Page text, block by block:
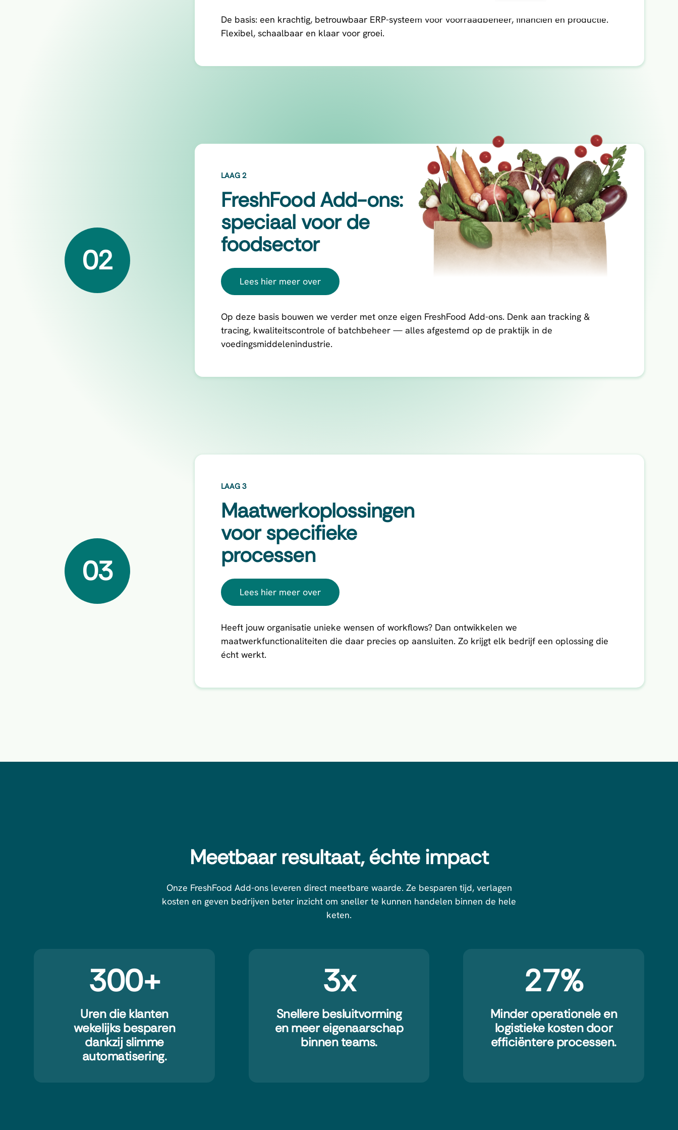
De basis: een krachtig, betrouwbaar ERP-systeem voor voorraadbeheer, financiën en productie.
Flexibel, schaalbaar en klaar voor groei.
02
LAAG 2
FreshFood Add-ons:
speciaal voor de
foodsector
Lees hier meer over
Op deze basis bouwen we verder met onze eigen FreshFood Add-ons. Denk aan tracking &
tracing, kwaliteitscontrole of batchbeheer — alles afgestemd op de praktijk in de
voedingsmiddelenindustrie.
03
LAAG 3
Maatwerkoplossingen
voor specifieke
processen
Lees hier meer over
Heeft jouw organisatie unieke wensen of workflows? Dan ontwikkelen we
maatwerkfunctionaliteiten die daar precies op aansluiten. Zo krijgt elk bedrijf een oplossing die
écht werkt.
Meetbaar resultaat, échte impact
Onze FreshFood Add-ons leveren direct meetbare waarde. Ze besparen tijd, verlagen
kosten en geven bedrijven beter inzicht om sneller te kunnen handelen binnen de hele
keten.
300+
Uren die klanten
wekelijks besparen
dankzij slimme
automatisering.
3x
Snellere besluitvorming
en meer eigenaarschap
binnen teams.
27%
Minder operationele en
logistieke kosten door
efficiëntere processen.